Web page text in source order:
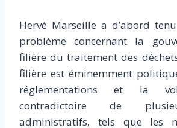
Hervé Marseille a d’abord
problème concernant la
filière du traitement des
filière est éminemment
réglementations et la
contradictoire de
administratifs, tels que les